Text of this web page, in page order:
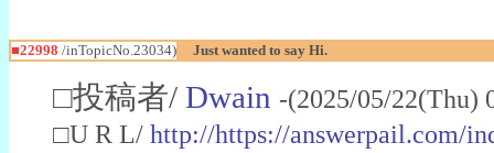
■22998 /inTopicNo.23034) Just wanted to say Hi.
□投稿者/ Dwain -(2025/05/
□U R L/ http://https://answerpail.com/